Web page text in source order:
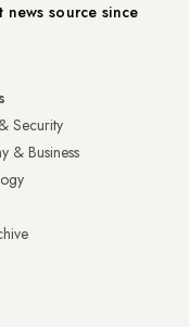
source since
Security
& Business